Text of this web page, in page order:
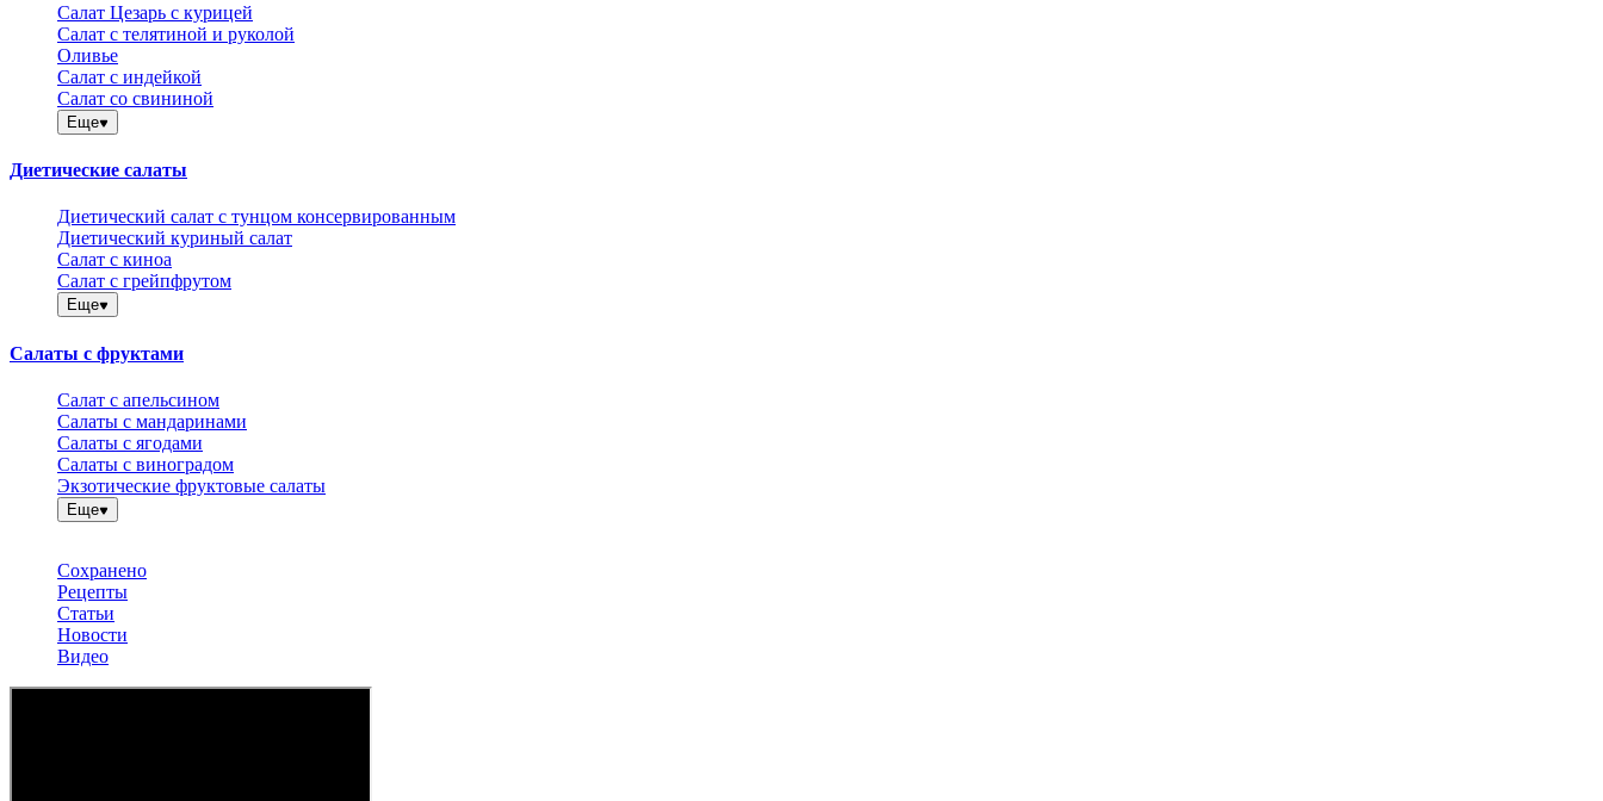
Салат Цезарь с курицей
Салат с телятиной и руколой
Оливье
Салат с индейкой
Салат со свининой
Еще
Диетические салаты
Диетический салат с тунцом консервированным
Диетический куриный салат
Салат с киноа
Салат с грейпфрутом
Еще
Салаты с фруктами
Салат с апельсином
Салаты с мандаринами
Салаты с ягодами
Салаты с виноградом
Экзотические фруктовые салаты
Еще
Сохранено
Рецепты
Статьи
Новости
Видео